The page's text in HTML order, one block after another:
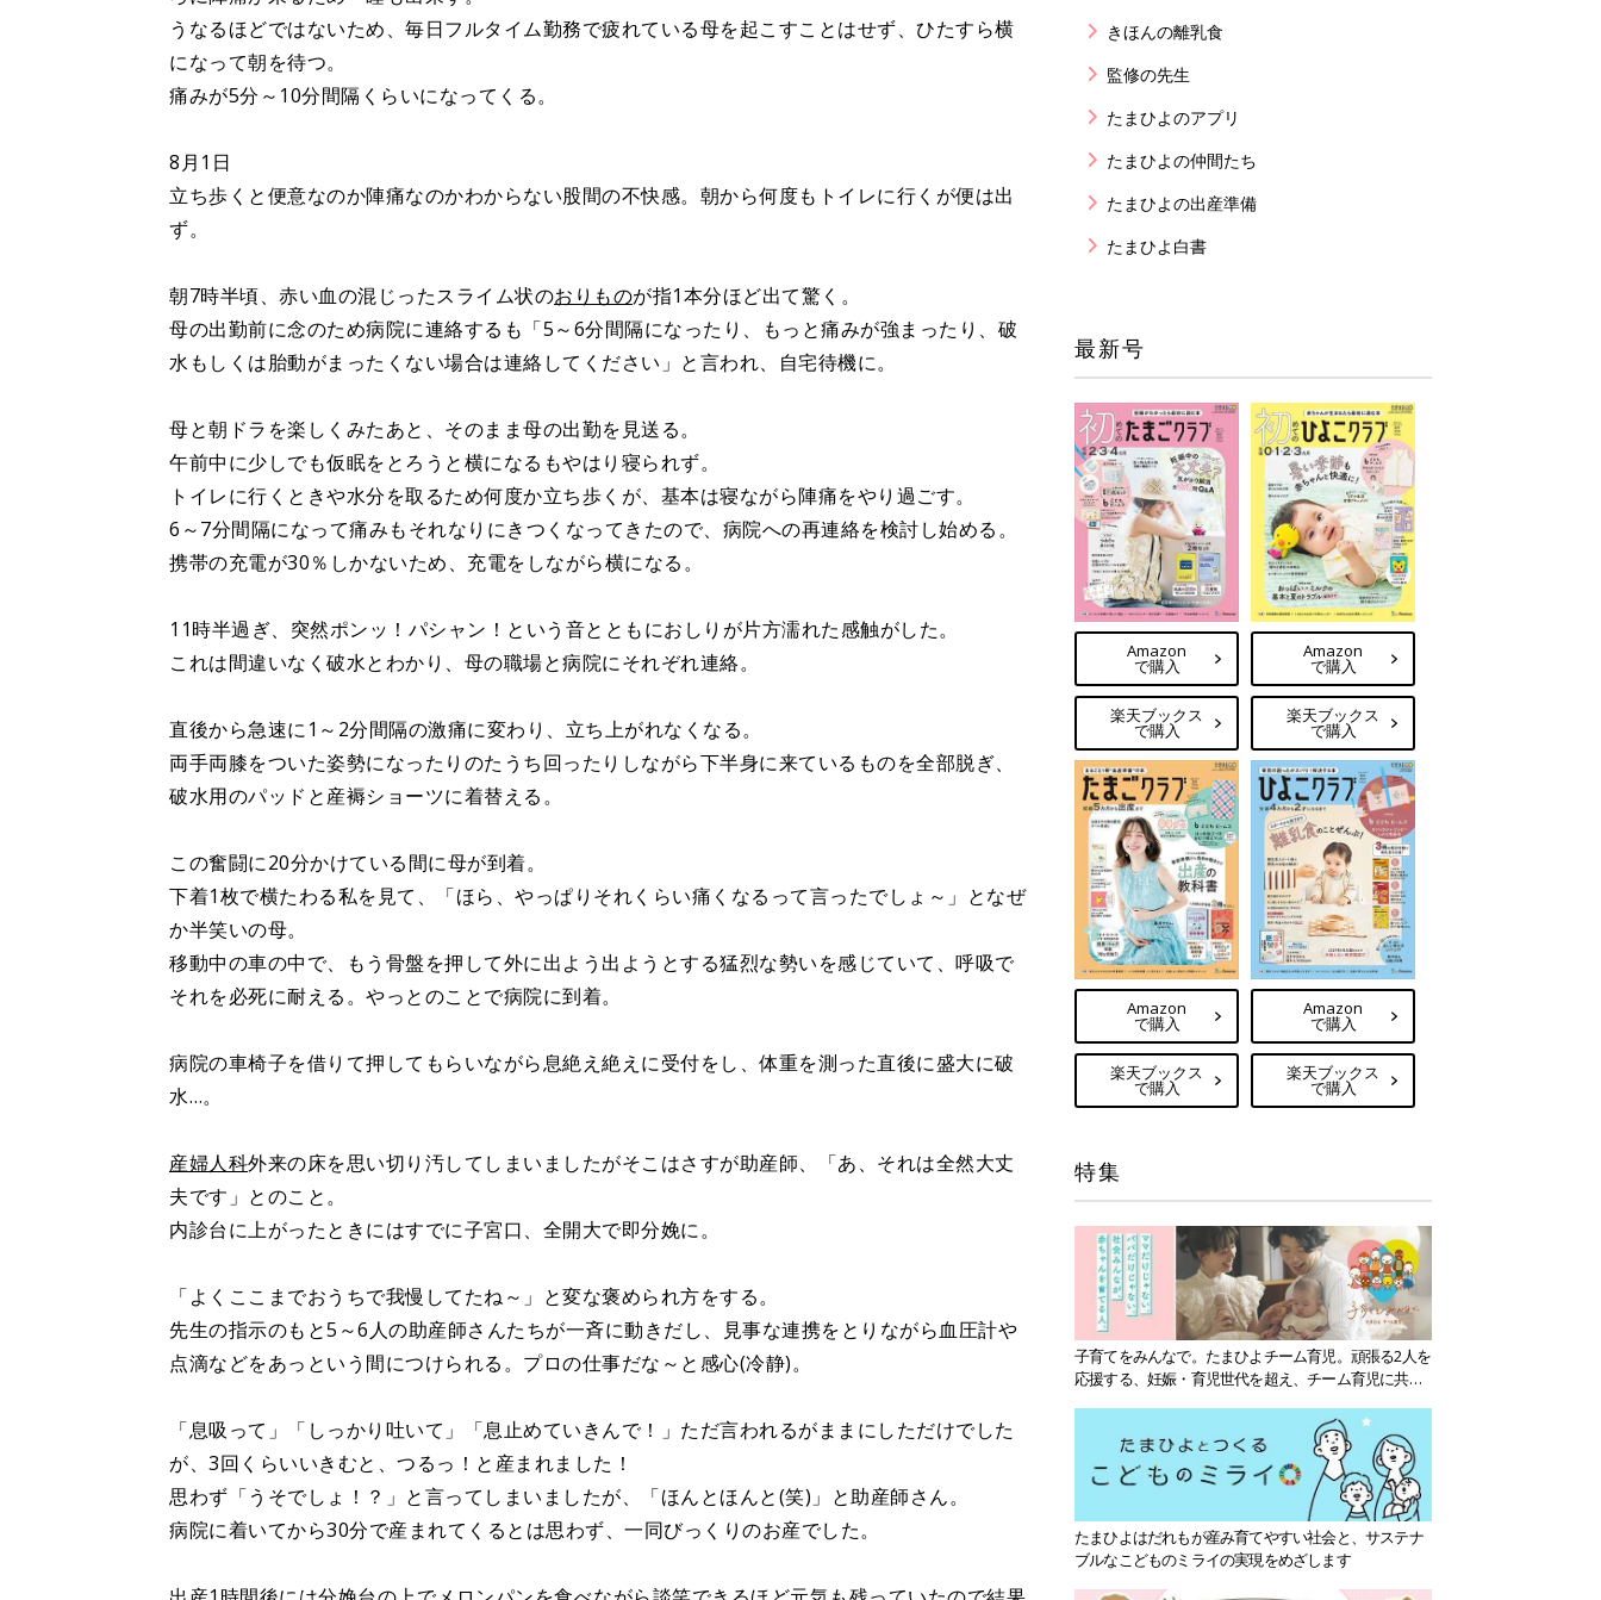
うなるほどではないため、毎日フルタイム勤務で疲れている母を起こすことはせず、ひたすら横
になって朝を待つ。
痛みが5分～10分間隔くらいになってくる。
8月1日
立ち歩くと便意なのか陣痛なのかわからない股間の不快感。朝から何度もトイレに行くが便は出
ず。
朝7時半頃、赤い血の混じったスライム状のおりものが指1本分ほど出て驚く。
母の出勤前に念のため病院に連絡するも「5～6分間隔になったり、もっと痛みが強まったり、破
水もしくは胎動がまったくない場合は連絡してください」と言われ、自宅待機に。
母と朝ドラを楽しくみたあと、そのまま母の出勤を見送る。
午前中に少しでも仮眠をとろうと横になるもやはり寝られず。
トイレに行くときや水分を取るため何度か立ち歩くが、基本は寝ながら陣痛をやり過ごす。
6～7分間隔になって痛みもそれなりにきつくなってきたので、病院への再連絡を検討し始める。
携帯の充電が30％しかないため、充電をしながら横になる。
11時半過ぎ、突然ポンッ！パシャン！という音とともにおしりが片方濡れた感触がした。
これは間違いなく破水とわかり、母の職場と病院にそれぞれ連絡。
直後から急速に1～2分間隔の激痛に変わり、立ち上がれなくなる。
両手両膝をついた姿勢になったりのたうち回ったりしながら下半身に来ているものを全部脱ぎ、
破水用のパッドと産褥ショーツに着替える。
この奮闘に20分かけている間に母が到着。
下着1枚で横たわる私を見て、「ほら、やっぱりそれくらい痛くなるって言ったでしょ～」となぜ
か半笑いの母。
移動中の車の中で、もう骨盤を押して外に出よう出ようとする猛烈な勢いを感じていて、呼吸で
それを必死に耐える。やっとのことで病院に到着。
病院の車椅子を借りて押してもらいながら息絶え絶えに受付をし、体重を測った直後に盛大に破
水…。
産婦人科外来の床を思い切り汚してしまいましたがそこはさすが助産師、「あ、それは全然大丈
夫です」とのこと。
内診台に上がったときにはすでに子宮口、全開大で即分娩に。
「よくここまでおうちで我慢してたね～」と変な褒められ方をする。
先生の指示のもと5～6人の助産師さんたちが一斉に動きだし、見事な連携をとりながら血圧計や
点滴などをあっという間につけられる。プロの仕事だな～と感心(冷静)。
「息吸って」「しっかり吐いて」「息止めていきんで！」ただ言われるがままにしただけでした
が、3回くらいいきむと、つるっ！と産まれました！
思わず「うそでしょ！？」と言ってしまいましたが、「ほんとほんと(笑)」と助産師さん。
病院に着いてから30分で産まれてくるとは思わず、一同びっくりのお産でした。
きほんの離乳食
監修の先生
たまひよのアプリ
たまひよの仲間たち
たまひよの出産準備
たまひよ白書
最新号
Amazon
で購入
楽天ブックス
で購入
Amazon
で購入
楽天ブックス
で購入
Amazon
で購入
楽天ブックス
で購入
Amazon
で購入
楽天ブックス
で購入
特集
子育てをみんなで。たまひよチーム育児。頑張る2人を
応援する、妊娠・育児世代を超え、チーム育児に共感
たまひよはだれもが産み育てやすい社会と、サステナ
ブルなこどものミライの実現をめざします